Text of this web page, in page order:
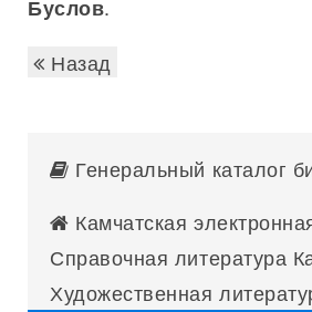
Буслов.
Назад
Генеральный каталог
Камчатская
Справочная литература
Художественная